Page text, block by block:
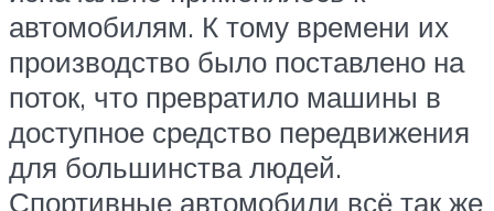
автомобилям. К тому времени их
производство было поставлено на
поток, что превратило машины в
доступное средство передвижения
для большинства людей.
Спортивные автомобили всё так же